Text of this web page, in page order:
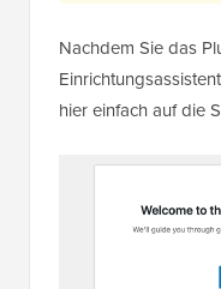
Nachdem Sie das
hier einfach auf die